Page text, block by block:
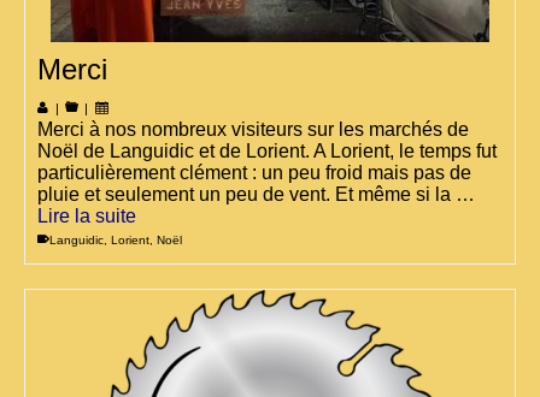
Merci
| |
Merci à nos nombreux visiteurs sur les marchés de
Noël de Languidic et de Lorient. A Lorient, le temps fut
particulièrement clément : un peu froid mais pas de
pluie et seulement un peu de vent. Et même si la …
Lire la suite
Languidic Lorient Noël